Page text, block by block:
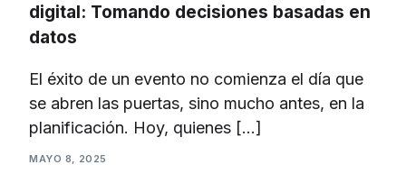
digital: Tomando decisiones basadas en
datos
El éxito de un evento no comienza el día que
se abren las puertas, sino mucho antes, en la
planificación. Hoy, quienes […]
MAYO 8, 2025